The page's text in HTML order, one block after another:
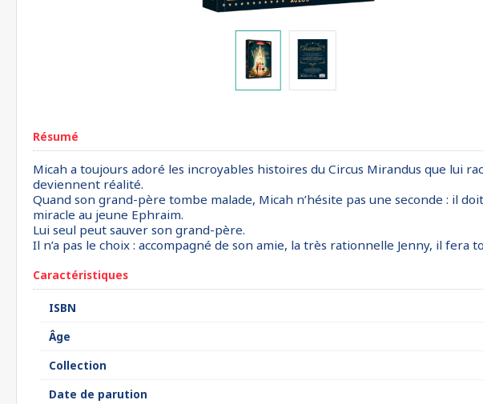
Résumé
Micah a toujours adoré les incroyables histoires du Circus Mirandus que lui
deviennent réalité.
Quand son grand-père tombe malade, Micah n’hésite pas une seconde : il
miracle au jeune Ephraim.
Lui seul peut sauver son grand-père.
Il n’a pas le choix : accompagné de son amie, la très rationnelle Jenny, il
Caractéristiques
ISBN
Âge
Collection
Date de parution